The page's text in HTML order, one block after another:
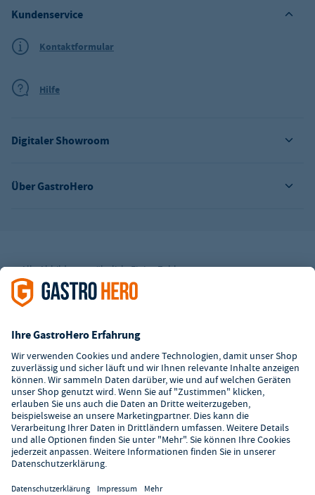
Über GastroHero
Digitaler Showroom
Kundenservice
Kontaktformular
Hilfe
Alle Abbildungen ähnlich. Einige Zahlungsarten
könnenZusatzkostenverursachen.
² Unverbindl. Preisempfehlung des Herstellers
i.H.v. 7,90€ (zzgl. Mwst.)
**Die Tiefpreisgarantie ist nicht mit anderen Aktionen oder
Rabatten kombinierbar.
© 2026 GastroHero - Gastronomiebedarf -